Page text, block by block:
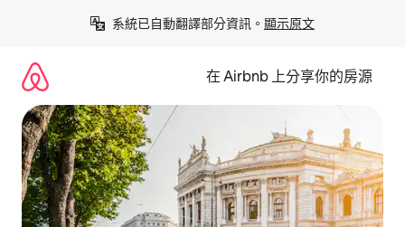
系統已自動翻譯部分資訊。 顯示原文
在 Airbnb 上分享你的房源